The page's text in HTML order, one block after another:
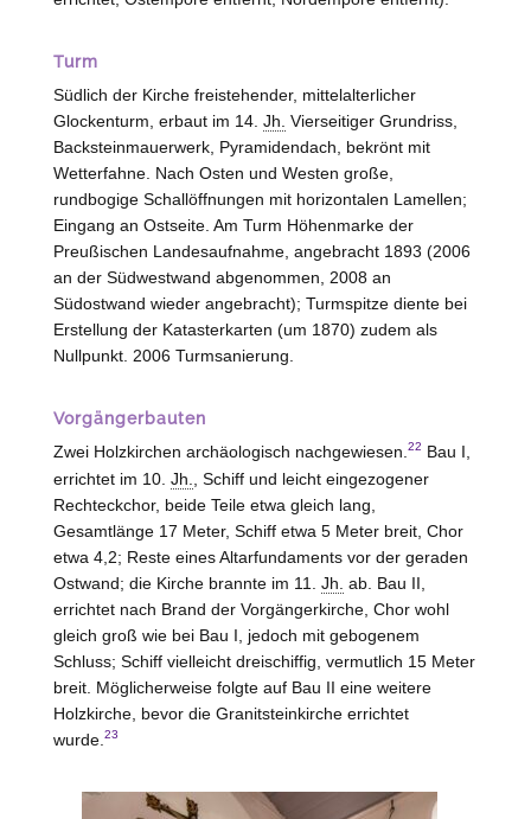
Turm
Südlich der Kirche freistehender, mittelalterlicher
Glockenturm, erbaut im 14. Jh. Vierseitiger Grundriss,
Backsteinmauerwerk, Pyramidendach, bekrönt mit
Wetterfahne. Nach Osten und Westen große,
rundbogige Schallöffnungen mit horizontalen Lamellen;
Eingang an Ostseite. Am Turm Höhenmarke der
Preußischen Landesaufnahme, angebracht 1893 (2006
an der Südwestwand abgenommen, 2008 an
Südostwand wieder angebracht); Turmspitze diente bei
Erstellung der Katasterkarten (um 1870) zudem als
Nullpunkt. 2006 Turmsanierung.
Vorgängerbauten
Zwei Holzkirchen archäologisch nachgewiesen. 22 Bau I,
errichtet im 10. Jh.
, Schiff und leicht eingezogener
Rechteckchor, beide Teile etwa gleich lang,
Gesamtlänge 17 Meter, Schiff etwa 5 Meter breit, Chor
etwa 4,2; Reste eines Altarfundaments vor der geraden
Ostwand; die Kirche brannte im 11. Jh. ab. Bau II,
errichtet nach Brand der Vorgängerkirche, Chor wohl
gleich groß wie bei Bau I, jedoch mit gebogenem
Schluss; Schiff vielleicht dreischiffig, vermutlich 15 Meter
breit. Möglicherweise folgte auf Bau II eine weitere
Holzkirche, bevor die Granitsteinkirche errichtet
wurde. 23